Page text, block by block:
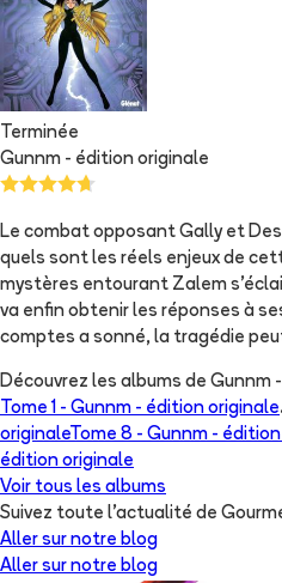
Terminée
Gunnm - édition originale
Le combat opposant Gally et
quels sont les réels enjeux de
mystères entourant Zalem
va enfin obtenir les réponses à
comptes a sonné, la tragédie
Découvrez les albums de Gunnm
Tome 1 - Gunnm - édition originale
originaleTome 8 - Gunnm -
édition originale
Voir tous les albums
Suivez toute l'actualité de
Aller sur notre blog
Aller sur notre blog